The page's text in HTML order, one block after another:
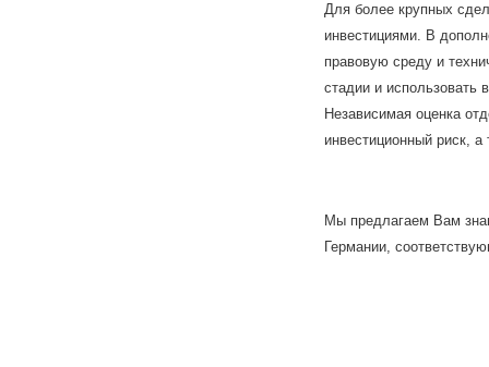
Для более крупных
инвестициями. В
правовую среду и
стадии и
Независимая оценка
инвестиционный риск,
Мы предлагаем Вам
Германии,